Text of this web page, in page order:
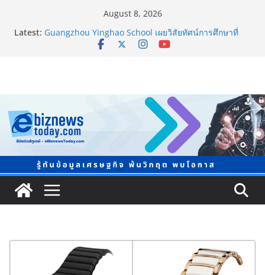
August 8, 2026
Latest: Guangzhou Yinghao School เผยวิสัยทัศน์การศึกษาที่
พร้อมรับอนาคต
แพทย์เผย โรคไม่ติดต่อเรื้อรัง NCDs คร่าชีวิตคนไทยก่อน
วัยอันควร ทำสูญเสียทางเศรษฐกิจมหาศาล 1.6 ล้านล้าน
บาทต่อปี
ภาครัฐ-เอกชนจับมือสัมมนาใหญ่ ยกระดับอุตสาหกรรมเซ
รามิกไทยสู่สากล พร้อมชวนผู้ประกอบไทยร่วมงาน
“Ceramics Vietnam & Stone Vietnam 2026”
อลิอันซ์ อยุธยา ส่งเสริมคนไทยเตรียมพร้อมรับมือวิกฤต
เปิดพื้นที่ “Level Up the Care by Allianz Ayudhya
นิทรรศการยกระดับ…ความเป็นห่วง” ในงาน Hug
HeartYai